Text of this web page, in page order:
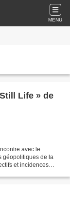
MENU
Life » de
avec le
géopolitiques de la
et incidences